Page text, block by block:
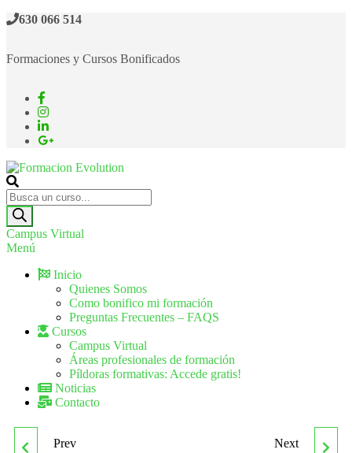
630 066 514
Formaciones y Cursos Bonificados
Formacion Evolution
Cursos de formación continua
Campus Virtual
Menú
Inicio
Quienes Somos
Como bonifico mi formación
Preguntas Frecuentes – FAQS
Cursos
Campus Virtual
Áreas profesionales de formación
Píldoras formativas: Accede gratis!
Noticias
Contacto
MF2172_3 INGLÉS
Prev Next